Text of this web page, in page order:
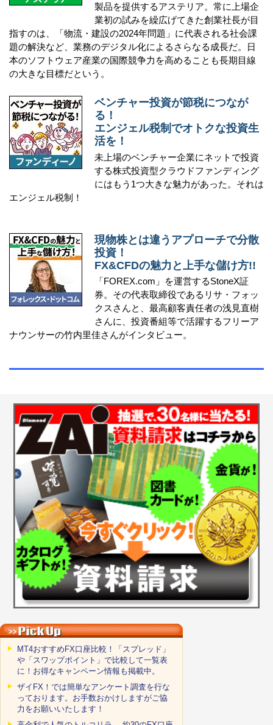
製品を提供するアステリア。常に上場企
業初の試みを繰広げてきた創業社長が目
指すのは、「物流・建設の2024年問題」に代表される社会課
題の解決など、業務のデジタル化によるさらなる成長だ。日
本のソフトウェア産業の国際競争力を高めることも長期目線
の大きな目標だという。
ベンチャー投資が節税につなが
る！
エンジェル税制でオトクな投資生
活を！
未上場のベンチャー企業にネットで投資
する株式投資型クラウドファンディング
にはもう1つ大きな魅力があった。それは
エンジェル税制！
現物株とは違うアプローチで分散
投資！
FX&CFDの魅力と上手な儲け方!!
「FOREX.com」を運営するStoneX証
券。その代表取締役であるリサ・フォッ
クスさんと、最高顧客責任者の浅見直樹
さんに、投資番組等で活躍するフリーア
ナウンサーの竹内里佳さんがインタビュー。
MT4おすすめFX口座比較！「スプレッド」
や「スワップポイント」で比較して一覧表
に！お得なキャンペーン情報も掲載中。
ザイFX！では簡単なアンケート調査を行な
っております。お手数おかけしますがご協
力をお願いいたします！